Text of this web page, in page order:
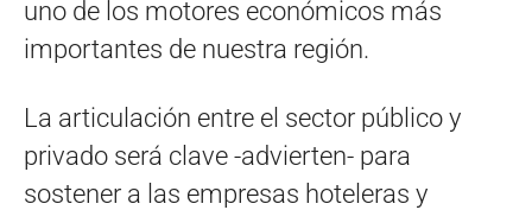
uno de los motores económicos más
importantes de nuestra región.
La articulación entre el sector público y
privado será clave -advierten- para
sostener a las empresas hoteleras y